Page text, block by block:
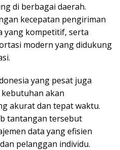
di berbagai daerah.
kecepatan pengiriman
yang kompetitif, serta
modern yang didukung
yang pesat juga
akan
akurat dan tepat waktu.
tantangan tersebut
data yang efisien
pelanggan individu.